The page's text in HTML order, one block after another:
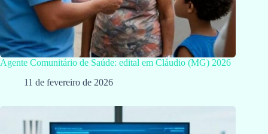
Agente Comunitário de Saúde: edital em Cláudio (MG) 2026
11 de fevereiro de 2026